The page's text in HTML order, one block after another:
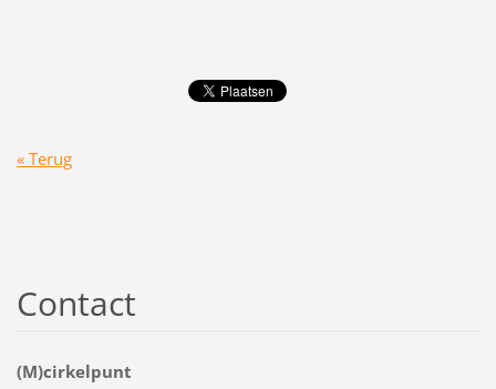
« Terug
Contact
(M)cirkelpunt